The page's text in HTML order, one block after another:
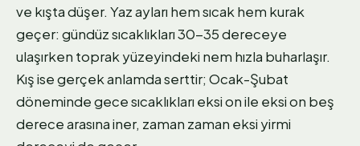
ve kışta düşer. Yaz ayları hem sıcak hem kurak
geçer: gündüz sıcaklıkları 30-35 dereceye
ulaşırken toprak yüzeyindeki nem hızla buharlaşır.
Kış ise gerçek anlamda serttir; Ocak-Şubat
döneminde gece sıcaklıkları eksi on ile eksi on beş
derece arasına iner, zaman zaman eksi yirmi